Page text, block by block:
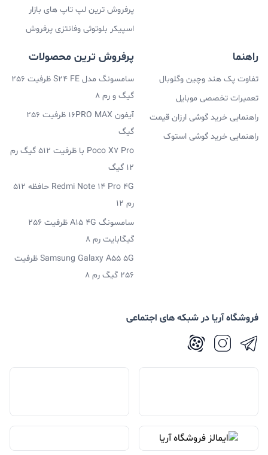
پرفروش ترین لپ تاپ های بازار
اسپیکر بلوتوثی وفانتزی پرفروش
راهنما
تفاوت پک هند وچین وگلوبال
تعمیرات تخصصی موبایل
راهنمایی خرید گوشی ارزان قیمت
راهنمایی خرید گوشی استوک
پرفروش ترین محصولات
سامسونگ مدل S24 FE ظرفیت 256
گیگ و رم 8
آیفون 16PRO MAX ظرفیت 256
گیگ
Poco X7 Pro با ظرفیت 512 گیگ رم
12 گیگ
Redmi Note 14 Pro 4G حافظه 512
رم 12
سامسونگ A15 4G ظرفیت 256
گیگابایت رم 8
Samsung Galaxy A55 5G ظرفیت
256 گیگ رم 8
فروشگاه آریا در شبکه های اجتماعی